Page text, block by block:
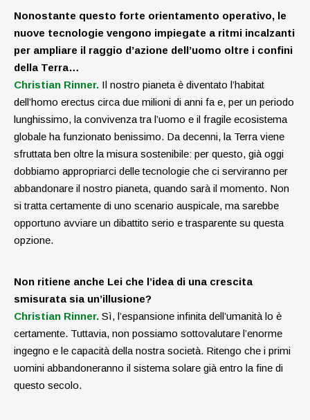
Nonostante questo forte orientamento operativo, le
nuove tecnologie vengono impiegate a ritmi incalzanti
per ampliare il raggio d’azione dell’uomo oltre i confini
della Terra…
Christian Rinner. Il nostro pianeta è diventato l’habitat
dell’homo erectus circa due milioni di anni fa e, per un periodo
lunghissimo, la convivenza tra l’uomo e il fragile ecosistema
globale ha funzionato benissimo. Da decenni, la Terra viene
sfruttata ben oltre la misura sostenibile: per questo, già oggi
dobbiamo appropriarci delle tecnologie che ci serviranno per
abbandonare il nostro pianeta, quando sarà il momento. Non
si tratta certamente di uno scenario auspicale, ma sarebbe
opportuno avviare un dibattito serio e trasparente su questa
opzione.
Non ritiene anche Lei che l’idea di una crescita
smisurata sia un’illusione?
Christian Rinner. Sì, l’espansione infinita dell’umanità lo è
certamente. Tuttavia, non possiamo sottovalutare l’enorme
ingegno e le capacità della nostra società. Ritengo che i primi
uomini abbandoneranno il sistema solare già entro la fine di
questo secolo.